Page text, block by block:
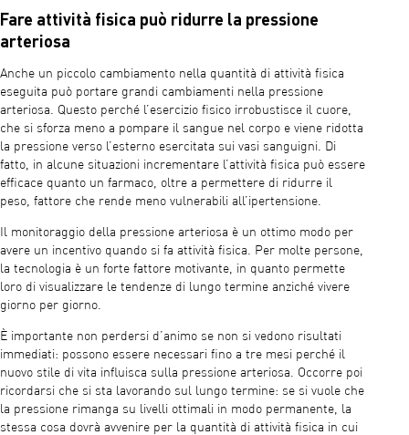
Fare attività fisica può ridurre la pressione
arteriosa
Anche un piccolo cambiamento nella quantità di attività fisica
eseguita può portare grandi cambiamenti nella pressione
arteriosa. Questo perché l’esercizio fisico irrobustisce il cuore,
che si sforza meno a pompare il sangue nel corpo e viene ridotta
la pressione verso l’esterno esercitata sui vasi sanguigni. Di
fatto, in alcune situazioni incrementare l’attività fisica può essere
efficace quanto un farmaco, oltre a permettere di ridurre il
peso, fattore che rende meno vulnerabili all’ipertensione.
Il monitoraggio della pressione arteriosa è un ottimo modo per
avere un incentivo quando si fa attività fisica. Per molte persone,
la tecnologia è un forte fattore motivante, in quanto permette
loro di visualizzare le tendenze di lungo termine anziché vivere
giorno per giorno.
È importante non perdersi d’animo se non si vedono risultati
immediati: possono essere necessari fino a tre mesi perché il
nuovo stile di vita influisca sulla pressione arteriosa. Occorre poi
ricordarsi che si sta lavorando sul lungo termine: se si vuole che
la pressione rimanga su livelli ottimali in modo permanente, la
stessa cosa dovrà avvenire per la quantità di attività fisica in cui